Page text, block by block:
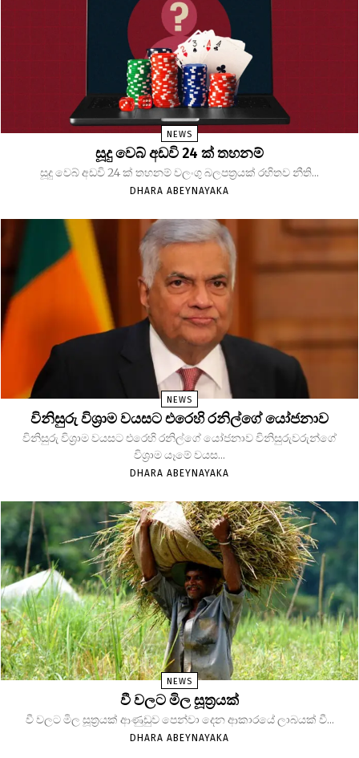
NEWS
සූදු වෙබ් අඩවි 24 ක් තහනම්
සූදු වෙබ් අඩවි 24 ක් තහනම් වලංගු බලපත්‍රයක් රහිතව නීති...
DHARA ABEYNAYAKA
NEWS
විනිසුරු විශ්‍රාම වයසට එරෙහි රනිල්ගේ යෝජනාව
විනිසුරු විශ්‍රාම වයසට එරෙහි රනිල්ගේ යෝජනාව විනිසුරුවරුන්ගේ
විශ්‍රාම යෑමේ වයස...
DHARA ABEYNAYAKA
NEWS
වී වලට මිල සූත්‍රයක්
වී වලට මිල සූත්‍රයක් ආණුඩුව පෙන්වා දෙන ආකාරයේ ලාබයක් වී...
DHARA ABEYNAYAKA